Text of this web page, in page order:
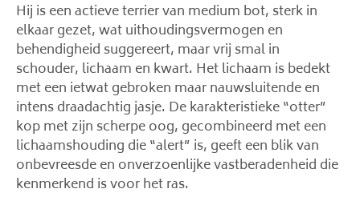
Hij is een actieve terrier van medium bot, sterk in
elkaar gezet, wat uithoudingsvermogen en
behendigheid suggereert, maar vrij smal in
schouder, lichaam en kwart. Het lichaam is bedekt
met een ietwat gebroken maar nauwsluitende en
intens draadachtig jasje. De karakteristieke “otter”
kop met zijn scherpe oog, gecombineerd met een
lichaamshouding die “alert” is, geeft een blik van
onbevreesde en onverzoenlijke vastberadenheid die
kenmerkend is voor het ras.